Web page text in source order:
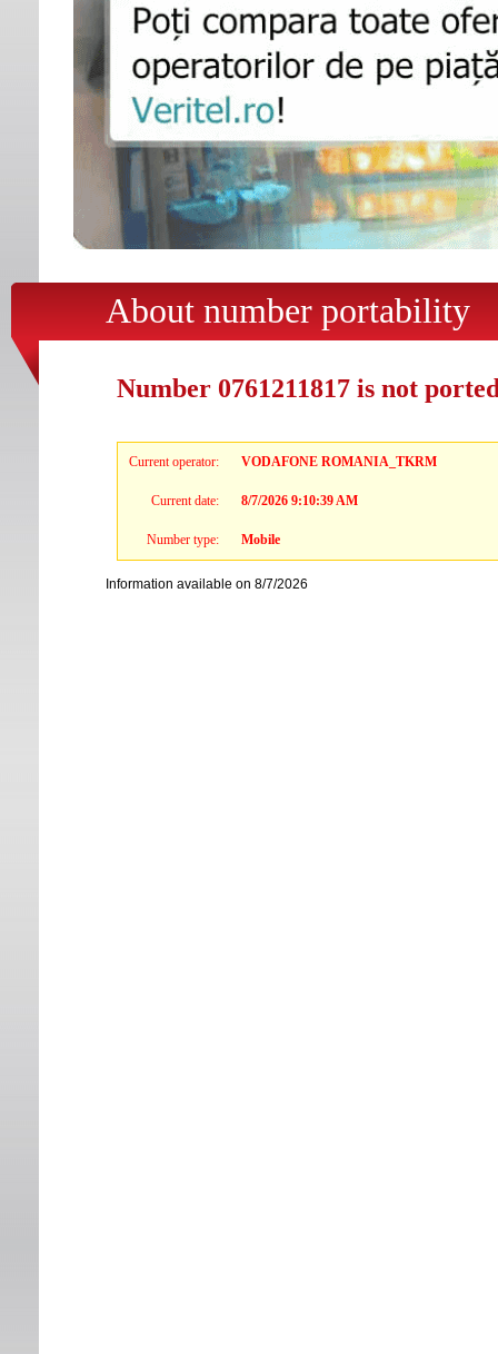
About number portability
Number 0761211817 is not
Current operator: VODAFONE ROMANIA_TKRM
Current date: 8/7/2026 9:10:39 AM
Number type: Mobile
Information available on 8/7/2026